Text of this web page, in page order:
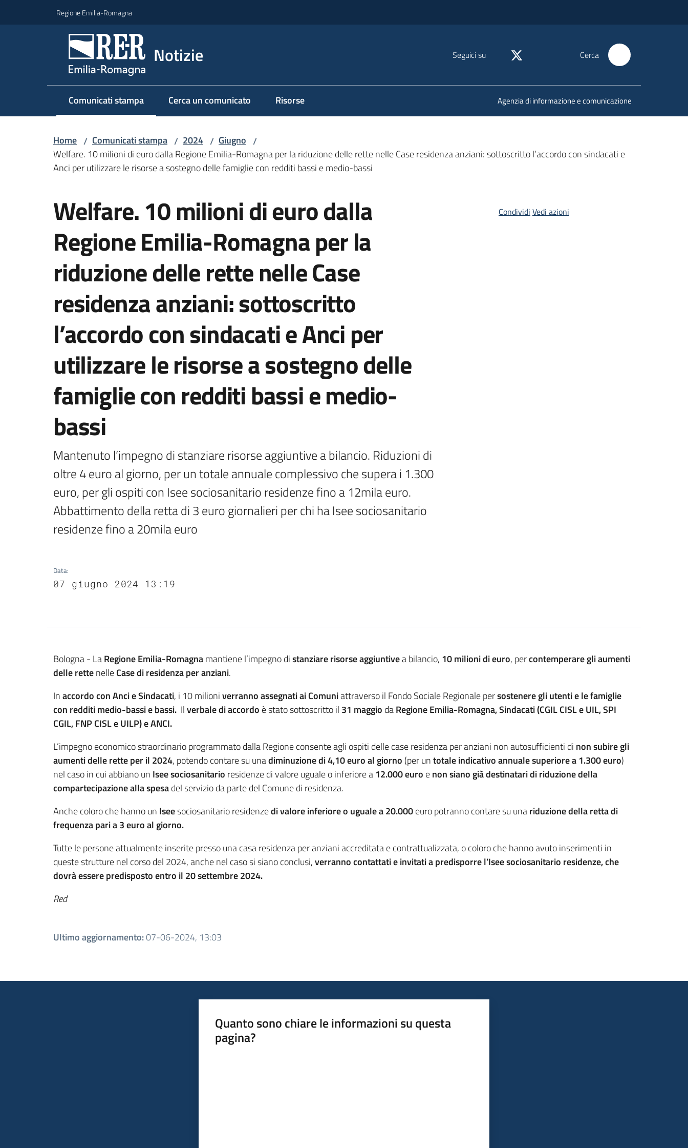
Regione Emilia-Romagna
Notizie Seguici su Cerca
Comunicati stampa
Menu selezionato Cerca un comunicato Risorse Agenzia di informazione e comunicazione
Home / Comunicati stampa / 2024 / Giugno /
Welfare. 10 milioni di euro dalla Regione Emilia-Romagna per la riduzione delle rette nelle Case residenza anziani: sottoscritto l’accordo con sindacati e
Anci per utilizzare le risorse a sostegno delle famiglie con redditi bassi e medio-bassi
Welfare. 10 milioni di euro dalla
Regione Emilia-Romagna per la
riduzione delle rette nelle Case
residenza anziani: sottoscritto
l’accordo con sindacati e Anci per
utilizzare le risorse a sostegno delle
famiglie con redditi bassi e medio-
bassi
Mantenuto l’impegno di stanziare risorse aggiuntive a bilancio. Riduzioni di
oltre 4 euro al giorno, per un totale annuale complessivo che supera i 1.300
euro, per gli ospiti con Isee sociosanitario residenze fino a 12mila euro.
Abbattimento della retta di 3 euro giornalieri per chi ha Isee sociosanitario
residenze fino a 20mila euro
Data:
07 giugno 2024 13:19
Condividi Vedi azioni
Contenuto
Bologna - LaRegione Emilia-Romagnamantiene l’impegno distanziare risorse aggiuntivea bilancio, 10 milioni di euro, percontemperare gli aumenti
delle rettenelleCase di residenza per anziani.
Inaccordo con Anci e Sindacati, i 10 milioniverranno assegnati ai Comuniattraverso il Fondo Sociale Regionale persostenere gli utenti e le famiglie
con redditi medio-bassi e bassi. Ilverbale di accordo è stato sottoscritto il 31 maggio daRegione Emilia-Romagna, Sindacati (CGIL CISL e UIL, SPI
CGIL, FNP CISL e UILP) e ANCI.
L’impegno economico straordinario programmato dalla Regione consente agli ospiti delle case residenza per anziani non autosufficienti di non subire gli
aumenti delle rette per il 2024, potendo contare su unadiminuzione di 4,10 euro al giorno (per untotale indicativo annualesuperiore a 1.300 euro)
nel caso in cui abbiano un Iseesociosanitario residenze di valore uguale o inferiore a12.000 euro enon siano già destinatari di riduzione della
compartecipazione alla spesadel servizio da parte del Comune di residenza.
Anche coloro che hanno un Iseesociosanitario residenzedi valore inferiore o uguale a 20.000euro potranno contare su unariduzione della retta di
frequenza pari a 3 euro al giorno.
Tutte le persone attualmente inserite presso una casa residenza per anziani accreditata e contrattualizzata, o coloro che hanno avuto inserimenti in
queste strutture nel corso del 2024, anche nel caso si siano conclusi,verranno contattati e invitati a predisporre l’Isee sociosanitario residenze, che
dovrà essere predisposto entro il 20 settembre 2024.
Red
Ultimo aggiornamento:07-06-2024, 13:03
Quanto sono chiare le informazioni su questa
pagina?